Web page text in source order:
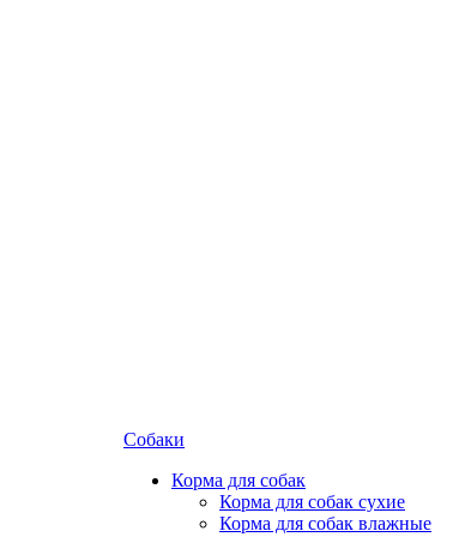
Собаки
Корма для собак
Корма для собак сухие
Корма для собак влажные